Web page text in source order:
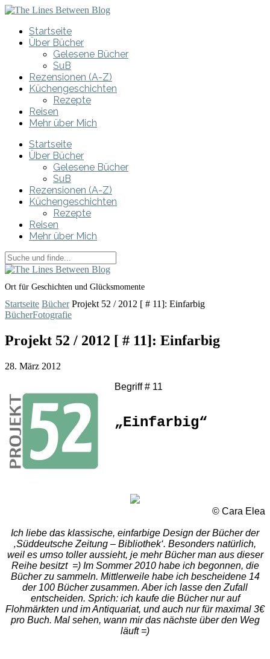
Startseite
Über Bücher
Gelesene Bücher
SuB
Rezensionen (A-Z)
Küchengeschichten
Rezepte
Reisen
Mehr über Mich
Startseite
Über Bücher
Gelesene Bücher
SuB
Rezensionen (A-Z)
Küchengeschichten
Rezepte
Reisen
Mehr über Mich
Ort für Geschichten und Glücksmomente
Startseite Bücher Projekt 52 / 2012 [ # 11]: Einfarbig
BücherFotografie
Projekt 52 / 2012 [ # 11]: Einfarbig
28. März 2012
Begriff # 11
„Einfarbig“
© Cara Elea
Ich liebe das klassische, einfarbige Design der Bücher der
‚Süddeutsche Zeitung – Bibliothek‘. Besonders natürlich,
weil es umso toller aussieht, je mehr Bücher man aus dieser
Reihe besitzt =) Im Sommer 2010 habe ich begonnen, die
Bücher zu sammeln. Mittlerweile habe ich bescheidene 14
der 100 Bücher zusammen. Aber ich lasse den Zufall
entscheiden. Sprich: ich kaufe die Bücher nur auf
Flohmärkten und im Antiquariat, und auch nur für maximal 3€
pro Buch. Mal sehen, wann mir das nächste über den Weg
läuft =)